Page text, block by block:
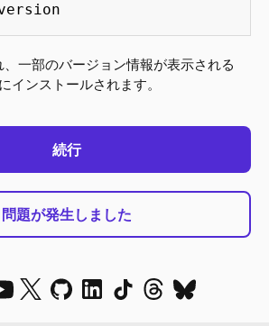
一部のバージョン情報が表示される
インストールされます。
続行
問題が発生しました